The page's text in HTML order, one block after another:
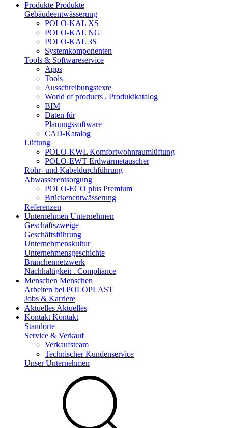
Produkte Produkte
Gebäudeentwässerung
POLO-KAL XS
POLO-KAL NG
POLO-KAL 3S
Systemkomponenten
Tools & Softwareservice
Apps
Tools
Ausschreibungstexte
World of products . Produktkatalog
BIM
Daten für
Planungssoftware
CAD-Katalog
Lüftung
POLO-KWL Komfortwohnraumlüftung
POLO-EWT Erdwärmetauscher
Rohr- und Kabeldurchführung
Abwasserentsorgung
POLO-ECO plus Premium
Brückenentwässerung
Referenzen
Unternehmen Unternehmen
Geschäftszweige
Geschäftsführung
Unternehmenskultur
Unternehmensgeschichte
Branchennetzwerk
Nachhaltigkeit . Compliance
Menschen Menschen
Arbeiten bei POLOPLAST
Jobs & Karriere
Aktuelles Aktuelles
Kontakt Kontakt
Standorte
Service & Verkauf
Verkaufsteam
Technischer Kundenservice
Unser Unternehmen